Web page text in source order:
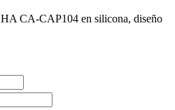
CA-CAP104 en silicona, diseño